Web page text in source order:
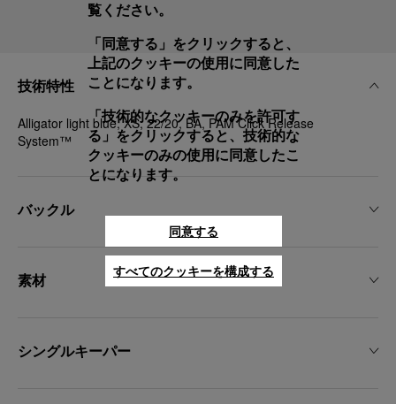
技術特性
Alligator light blue, XS, 22/20, BA, PAM Click Release
System™
バックル
素材
シングルキーパー
覧ください。
「同意する」をクリックすると、
上記のクッキーの使用に同意した
ことになります。
「技術的なクッキーのみを許可す
る」をクリックすると、技術的な
クッキーのみの使用に同意したこ
とになります。
同意する
すべてのクッキーを構成する